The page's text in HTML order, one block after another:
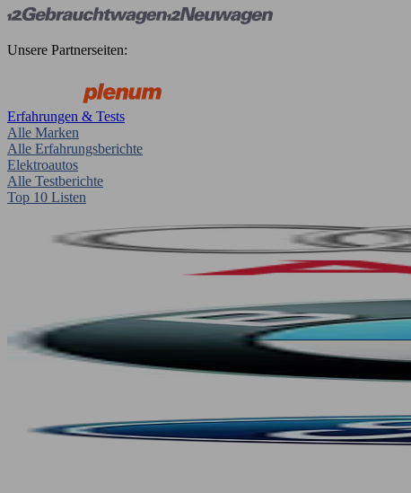
Unsere Partnerseiten:
Erfahrungen & Tests
Alle Marken
Alle Erfahrungsberichte
Elektroautos
Alle Testberichte
Top 10 Listen